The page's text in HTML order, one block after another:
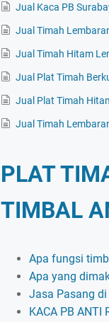
Jual Kaca PB
Jual Timah
Jual Timah Hitam
Jual Plat Timah
Jual Plat Timah
Jual Timah
PLAT
TIMBAL
Apa fungsi
Apa yang
Jasa Pasang
KACA PB ANTI